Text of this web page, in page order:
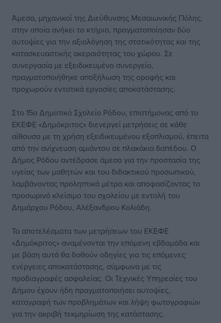
Άμεσα, μηχανικοί της Διεύθυνσης Μεσαιωνικής Πόλης,
στην οποία ανήκει το κτήριο, πραγματοποίησαν δύο
αυτοψίες για την αξιολόγηση της στατικότητας και της
κατασκευαστικής ακεραιότητας του χώρου. Σε
συνεργασία με εξειδικευμένο συνεργείο,
πραγματοποιήθηκε αποξήλωση της οροφής και
προχωρούν εντατικά εργασίες αποκατάστασης.
Στο 15ο Δημοτικό Σχολείο Ρόδου, επιστήμονας από το
ΕΚΕΦΕ «Δημόκριτος» διενεργεί μετρήσεις σε κάθε
αίθουσα με τη χρήση εξειδικευμένου εξοπλισμού, έπειτα
από την ανίχνευση αμιάντου σε πλακάκια δαπέδου. Ο
Δήμος Ρόδου αντέδρασε άμεσα για την προστασία της
υγείας των μαθητών και του διδακτικού προσωπικού,
λαμβάνοντας προληπτικά μέτρα και αποφασίζοντας το
προσωρινό κλείσιμο του σχολείου με εντολή του
Δημάρχου Ρόδου, Αλέξανδρου Κολιάδη.
Τα αποτελέσματα των μετρήσεων του ΕΚΕΦΕ
«Δημόκριτος» αναμένονται την επόμενη εβδομάδα και
με βάση αυτά θα δοθούν οδηγίες για τις επόμενες
ενέργειες αποκατάστασης, σύμφωνα με τις
προδιαγραφές ασφαλείας. Οι Τεχνικές Υπηρεσίες του
Δήμου έχουν ήδη πραγματοποιήσει αυτοψίες,
καταγραφή των προβλημάτων και λήψη φωτογραφιών
για την ακριβή τεκμηρίωση της κατάστασης.